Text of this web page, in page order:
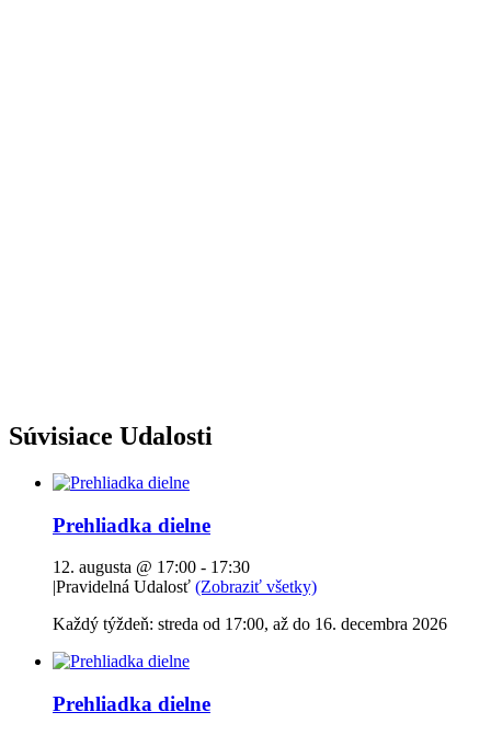
Súvisiace Udalosti
Prehliadka dielne
12. augusta @ 17:00 - 17:30
|Pravidelná Udalosť (Zobraziť všetky)
Každý týždeň: streda od 17:00, až do 16. decembra 2026
Prehliadka dielne